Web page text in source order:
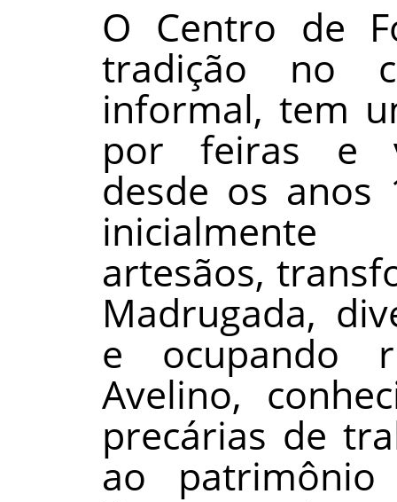
O Centro de
tradição no
informal, tem
por feiras e
desde os anos
artesãos,
Madrugada,
e ocupando
Avelino,
precárias de
ao patrimônio